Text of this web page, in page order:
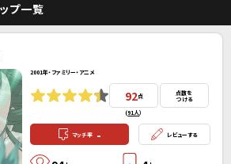
プ一覧
2001年・ファミリー・アニメ
92点
(91人）
点数を
つける
マッチ率 - レビューする